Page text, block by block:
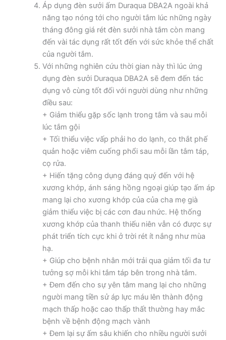
Áp dụng đèn sưởi ấm Duraqua DBA2A ngoài khả
năng tạo nóng tới cho người tắm lúc những ngày
tháng đông giá rét đèn sưởi nhà tắm còn mang
đến vài tác dụng rất tốt đến với sức khỏe thể chất
của người tắm.
Với những nghiên cứu thời gian này thì lúc ứng
dụng đèn sưởi Duraqua DBA2A sẽ đem đến tác
dụng vô cùng tốt đối với người dùng như những
điều sau:
+ Giảm thiểu gặp sốc lạnh trong tắm và sau mỗi
lúc tắm gội
+ Tối thiểu việc vấp phải ho do lạnh, co thắt phế
quản hoặc viêm cuống phổi sau mỗi lần tắm táp,
cọ rửa.
+ Hiến tặng công dụng đáng quý đến với hệ
xương khớp, ánh sáng hồng ngoại giúp tạo ấm áp
mang lại cho xương khớp của của cha mẹ già
giảm thiểu việc bị các cơn đau nhức. Hệ thống
xương khớp của thanh thiếu niên vẫn có được sự
phát triển tích cực khi ở trời rét ít nắng như mùa
hạ.
+ Giúp cho bệnh nhân mới trải qua giảm tối đa tư
tưởng sợ mỗi khi tắm táp bên trong nhà tắm.
+ Đem đến cho sự yên tâm mang lại cho những
người mang tiền sử áp lực máu lên thành động
mạch thấp hoặc cao thấp thất thường hay mắc
bệnh về bệnh động mạch vành
+ Đem lại sự ấm sâu khiến cho nhiều người sưởi